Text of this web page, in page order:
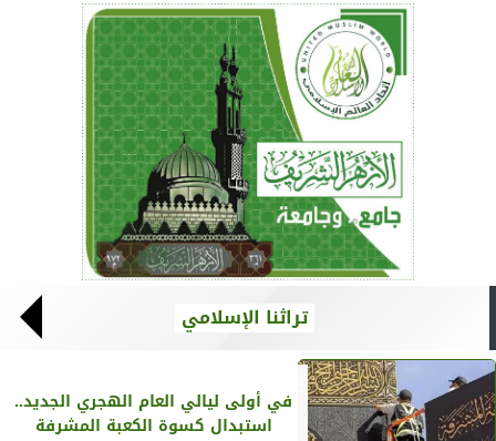
تراثنا الإسلامي
في أولى ليالي العام الهجري الجديد..
استبدال كسوة الكعبة المشرفة